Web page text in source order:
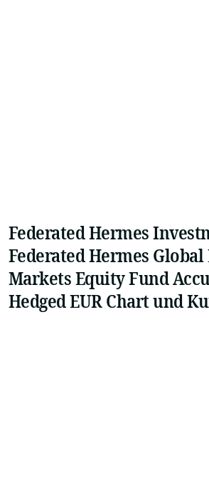
Federated Hermes
Federated Hermes
Markets Equity Fund
Hedged EUR Chart und